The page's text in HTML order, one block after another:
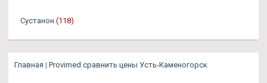
Сустанон (118)
Главная | Provimed сравнить цены Усть-Каменогорск